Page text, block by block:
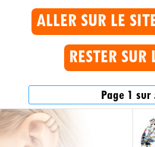
ALLER SUR LE
RESTER SUR
Page 1 sur